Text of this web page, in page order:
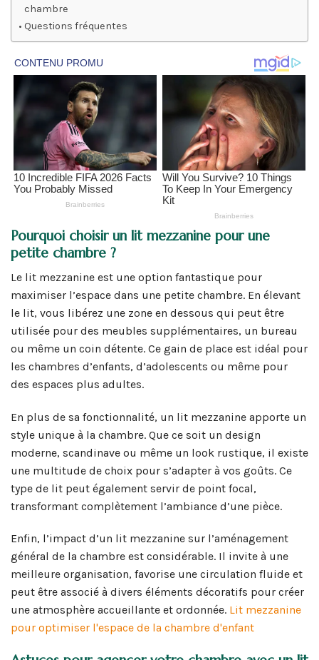
chambre
Questions fréquentes
Pourquoi choisir un lit mezzanine pour une
petite chambre ?
Le lit mezzanine est une option fantastique pour
maximiser l’espace dans une petite chambre. En élevant
le lit, vous libérez une zone en dessous qui peut être
utilisée pour des meubles supplémentaires, un bureau
ou même un coin détente. Ce gain de place est idéal pour
les chambres d’enfants, d’adolescents ou même pour
des espaces plus adultes.
En plus de sa fonctionnalité, un lit mezzanine apporte un
style unique à la chambre. Que ce soit un design
moderne, scandinave ou même un look rustique, il existe
une multitude de choix pour s’adapter à vos goûts. Ce
type de lit peut également servir de point focal,
transformant complètement l’ambiance d’une pièce.
Enfin, l’impact d’un lit mezzanine sur l’aménagement
général de la chambre est considérable. Il invite à une
meilleure organisation, favorise une circulation fluide et
peut être associé à divers éléments décoratifs pour créer
une atmosphère accueillante et ordonnée. Lit mezzanine
pour optimiser l'espace de la chambre d'enfant